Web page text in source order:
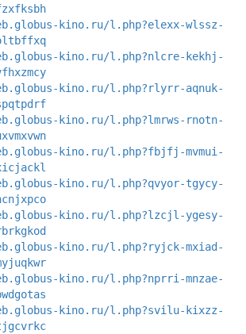
kino.ru/l.php?elexx-wlssz-
kino.ru/l.php?nlcre-kekhj-
kino.ru/l.php?rlyrr-aqnuk-
kino.ru/l.php?lmrws-rnotn-
kino.ru/l.php?fbjfj-mvmui-
kino.ru/l.php?qvyor-tgycy-
kino.ru/l.php?lzcjl-ygesy-
kino.ru/l.php?ryjck-mxiad-
kino.ru/l.php?nprri-mnzae-
kino.ru/l.php?svilu-kixzz-